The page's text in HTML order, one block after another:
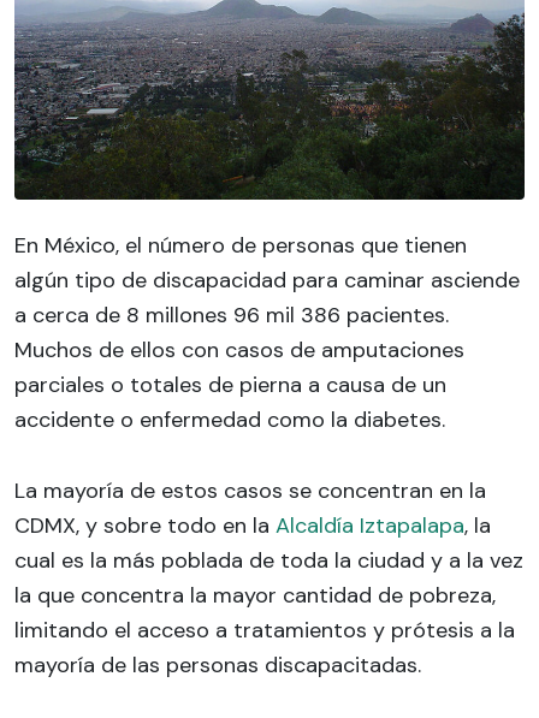
En México, el número de personas que tienen
algún tipo de discapacidad para caminar asciende
a cerca de 8 millones 96 mil 386 pacientes.
Muchos de ellos con casos de amputaciones
parciales o totales de pierna a causa de un
accidente o enfermedad como la diabetes.
La mayoría de estos casos se concentran en la
CDMX, y sobre todo en la Alcaldía Iztapalapa, la
cual es la más poblada de toda la ciudad y a la vez
la que concentra la mayor cantidad de pobreza,
limitando el acceso a tratamientos y prótesis a la
mayoría de las personas discapacitadas.